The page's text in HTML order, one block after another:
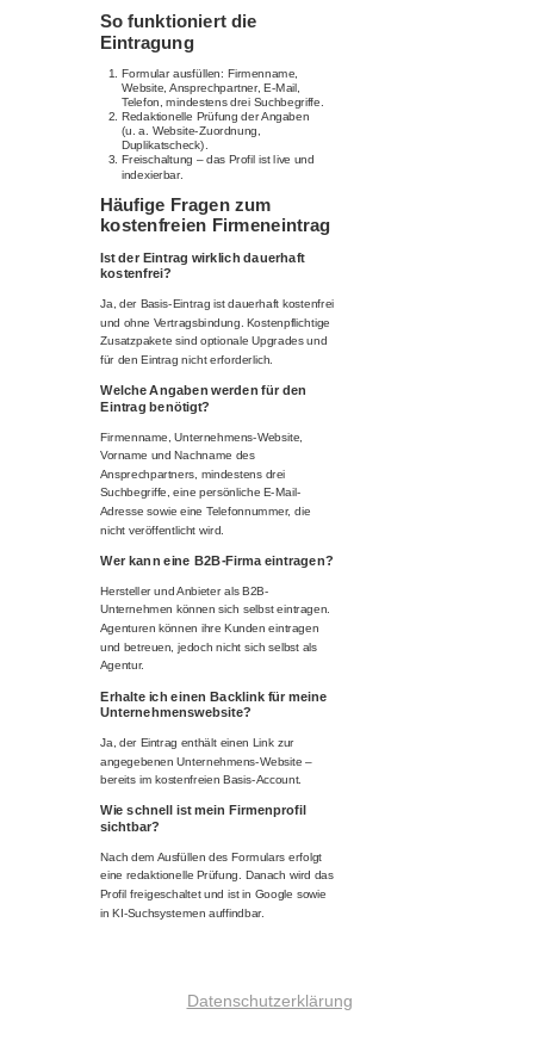
Datenschutzerklärung
So funktioniert die
Eintragung
Formular ausfüllen: Firmenname,
Website, Ansprechpartner, E-Mail,
Telefon, mindestens drei Suchbegriffe.
Redaktionelle Prüfung der Angaben
(u. a. Website-Zuordnung,
Duplikatscheck).
Freischaltung – das Profil ist live und
indexierbar.
Häufige Fragen zum
kostenfreien Firmeneintrag
Ist der Eintrag wirklich dauerhaft
kostenfrei?
Ja, der Basis-Eintrag ist dauerhaft kostenfrei
und ohne Vertragsbindung. Kostenpflichtige
Zusatzpakete sind optionale Upgrades und
für den Eintrag nicht erforderlich.
Welche Angaben werden für den
Eintrag benötigt?
Firmenname, Unternehmens-Website,
Vorname und Nachname des
Ansprechpartners, mindestens drei
Suchbegriffe, eine persönliche E-Mail-
Adresse sowie eine Telefonnummer, die
nicht veröffentlicht wird.
Wer kann eine B2B-Firma eintragen?
Hersteller und Anbieter als B2B-
Unternehmen können sich selbst eintragen.
Agenturen können ihre Kunden eintragen
und betreuen, jedoch nicht sich selbst als
Agentur.
Erhalte ich einen Backlink für meine
Unternehmenswebsite?
Ja, der Eintrag enthält einen Link zur
angegebenen Unternehmens-Website –
bereits im kostenfreien Basis-Account.
Wie schnell ist mein Firmenprofil
sichtbar?
Nach dem Ausfüllen des Formulars erfolgt
eine redaktionelle Prüfung. Danach wird das
Profil freigeschaltet und ist in Google sowie
in KI-Suchsystemen auffindbar.